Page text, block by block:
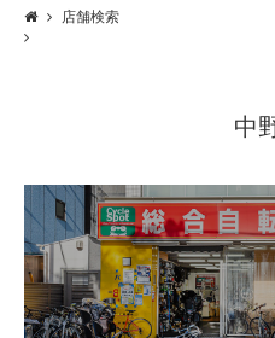
サービス全般
修理・メンテナンス工賃
店舗検索
中